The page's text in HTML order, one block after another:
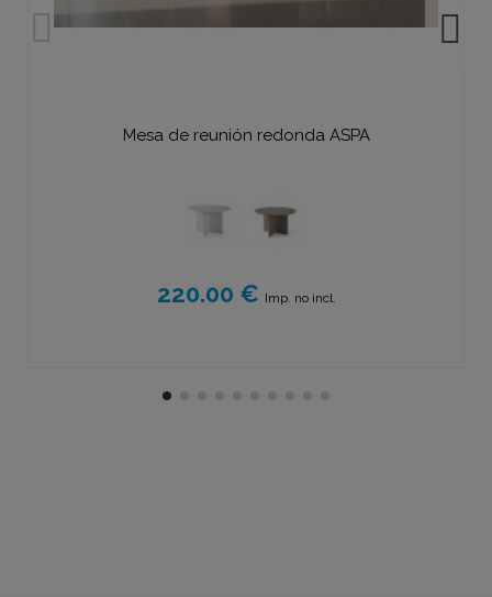
Mesa de reunión redonda ASPA
220.00 € Imp. no incl.